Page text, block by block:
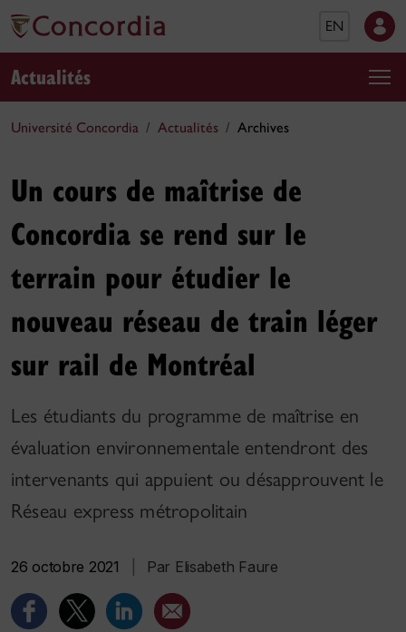
EN
Actualités
Université Concordia Actualités Archives
Un cours de maîtrise de
Concordia se rend sur le
terrain pour étudier le
nouveau réseau de train léger
sur rail de Montréal
Les étudiants du programme de maîtrise en
évaluation environnementale entendront des
intervenants qui appuient ou désapprouvent le
Réseau express métropolitain
26 octobre 2021 Par Elisabeth Faure